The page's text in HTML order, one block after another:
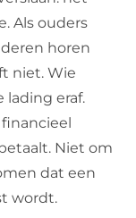
Als ouders
horen
niet. Wie
lading eraf.
Niet om
dat een
wordt.